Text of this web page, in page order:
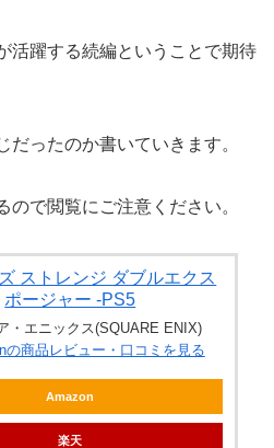
活躍する続編ということで期待
だったのか書いていきます。
で閲覧にご注意ください。
ストレンジ ダブルエクス
ポージャー -PS5
・エニックス(SQUARE ENIX)
の商品レビュー・口コミを見る
Amazon
楽天